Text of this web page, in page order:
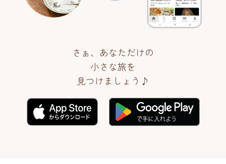
さぁ、あなただけの
小さな旅を
見つけましょう♪